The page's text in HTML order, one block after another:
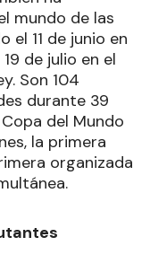
mundo de las
el 11 de junio en
de julio en el
Son 104
durante 39
del Mundo
la primera
organizada